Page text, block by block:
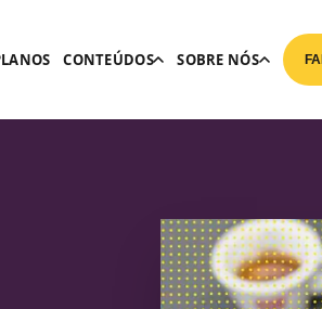
CONTEÚDOS SOBRE NÓS